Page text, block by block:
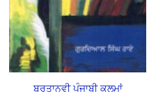
ਬਰਤਾਨਵੀ ਪੰਜਾਬੀ ਕਲਮਾਂ